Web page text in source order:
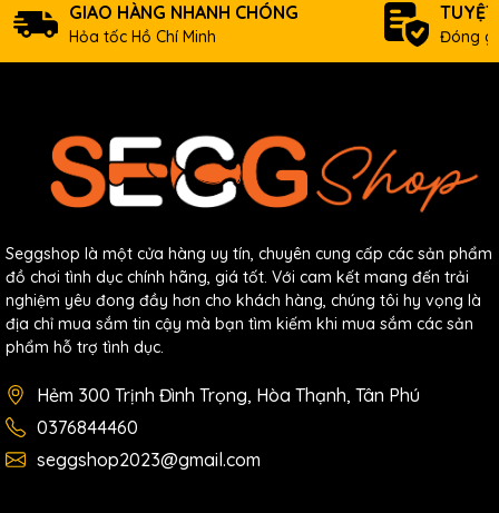
GIAO HÀNG NHANH CHÓNG
Hỏa tốc Hồ Chí Minh Đóng
Seggshop là một cửa hàng uy tín, chuyên cung cấp các sản phẩm
đồ chơi tình dục chính hãng, giá tốt. Với cam kết mang đến trải
nghiệm yêu đong đầy hơn cho khách hàng, chúng tôi hy vọng là
địa chỉ mua sắm tin cậy mà bạn tìm kiếm khi mua sắm các sản
phẩm hỗ trợ tình dục.
Hẻm 300 Trịnh Đình Trọng, Hòa Thạnh, Tân Phú
0376844460
seggshop2023@gmail.com